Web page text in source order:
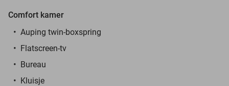
Comfort kamer
Auping twin-boxspring
Flatscreen-tv
Bureau
Kluisje